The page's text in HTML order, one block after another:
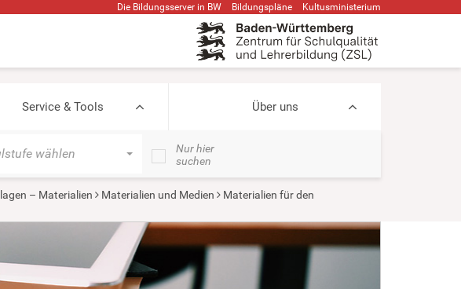
Die Bildungsserver in BW Bildungspläne Kultusministerium
Service & Tools Über uns
wählen
Nur hier
suchen
– Materialien Materialien und Medien
Materialien für den